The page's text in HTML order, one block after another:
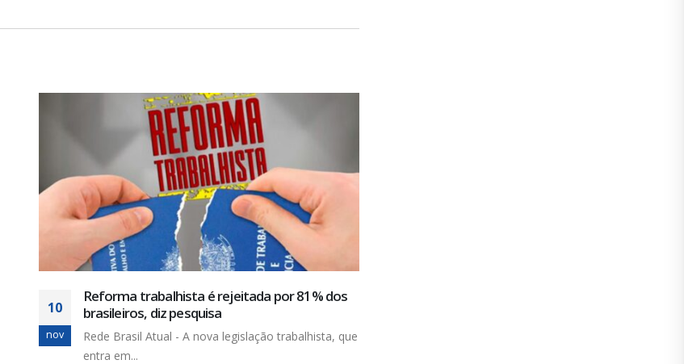
10
nov
Reforma trabalhista é rejeitada por 81% dos
brasileiros, diz pesquisa
Rede Brasil Atual - A nova legislação trabalhista, que
entra em...